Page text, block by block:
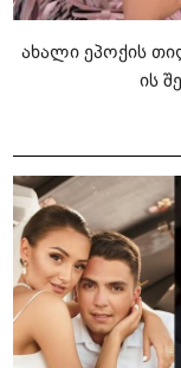
ახალი ეპოქის
ის